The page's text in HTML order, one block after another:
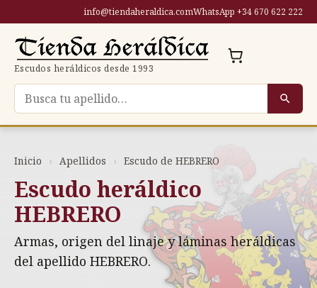
contenido
info@tiendaheraldica.comWhatsApp +34 670 622 222
Escudos heráldicos desde 1993
Buscar escudo por apellido
Inicio › Apellidos › Escudo de HEBRERO
Escudo heráldico
HEBRERO
Armas, origen del linaje y láminas heráldicas
del apellido HEBRERO.